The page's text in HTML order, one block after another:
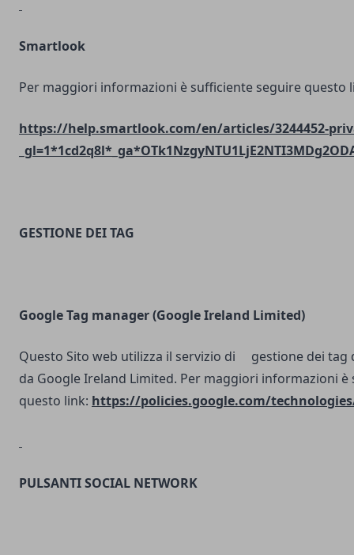
Smartlook
Per maggiori informazioni è sufficiente seguire questo
https://help.smartlook.com/en/articles/3244452-
GESTIONE DEI TAG
Google Tag manager (Google Ireland Limited)
Questo Sito web utilizza il servizio di gestione dei tag
da Google Ireland Limited. Per maggiori informazioni
questo link: https://policies.google.com/
PULSANTI SOCIAL NETWORK